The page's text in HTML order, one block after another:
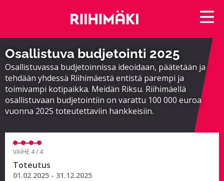
Osallistuva budjetointi 2025
Osallistuvassa budjetoinnissa ideoidaan, päätetään ja
tehdään yhdessä Riihimäestä entistä parempi ja
toimivampi kotipaikka. Meidän Riksu. Riihimäellä
osallistuvaan budjetointiin on varattu 100 000 euroa
vuonna 2025 toteutettaviin hankkeisiin.
VAIHE 4 / 4
Toteutus
01.02.2025 - 31.12.2025